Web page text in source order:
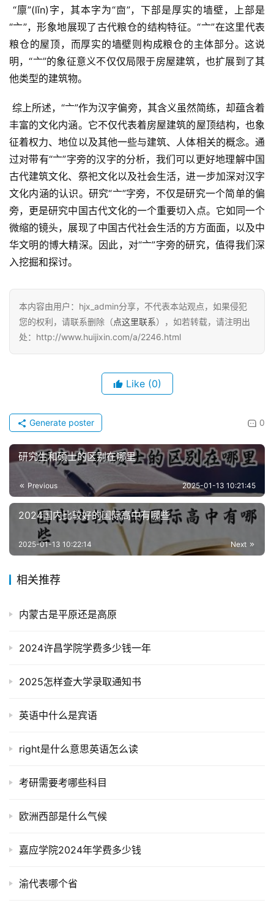
“亠”，形象地展现了古代粮仓的结构特征。“亠”在这里代表
粮仓的屋顶，而厚实的墙壁则构成粮仓的主体部分。这说
明，“亠”的象征意义不仅仅局限于房屋建筑，也扩展到了其
他类型的建筑物。
综上所述，“亠”作为汉字偏旁，其含义虽然简练，却蕴含着
丰富的文化内涵。它不仅代表着房屋建筑的屋顶结构，也象
征着权力、地位以及其他一些与建筑、人体相关的概念。通
过对带有“亠”字旁的汉字的分析，我们可以更好地理解中国
古代建筑文化、祭祀文化以及社会生活，进一步加深对汉字
文化内涵的认识。研究“亠”字旁，不仅是研究一个简单的偏
旁，更是研究中国古代文化的一个重要切入点。它如同一个
微缩的镜头，展现了中国古代社会生活的方方面面，以及中
华文明的博大精深。因此，对“亠”字旁的研究，值得我们深
入挖掘和探讨。
本内容由用户：hjx_admin分享，不代表本站观点，如果侵犯
您的权利，请联系删除（点这里联系），如若转载，请注明出
处：http://www.huijixin.com/a/2246.html
Like (0)
0
Generate poster
研究生和硕士的区别在哪里
Previous 2025-01-13 10:21:45
2024国内比较好的国际高中有哪些
Next
2025-01-13 10:22:14
相关推荐
内蒙古是平原还是高原
2024许昌学院学费多少钱一年
2025怎样查大学录取通知书
英语中什么是宾语
right是什么意思英语怎么读
考研需要考哪些科目
欧洲西部是什么气候
嘉应学院2024年学费多少钱
渝代表哪个省